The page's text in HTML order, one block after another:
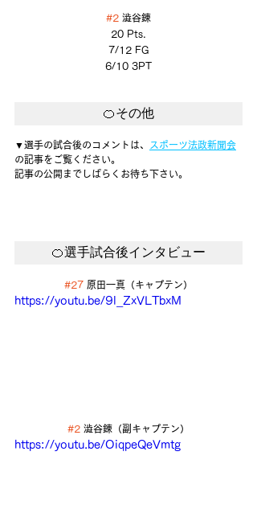
#2 澁谷錬
20 Pts.
7/12 FG
6/10 3PT
🍊その他
▼選手の試合後のコメントは、
スポーツ法政新聞会
の記事をご覧ください。
記事の公開までしばらくお待ち下さい。
🍊選手試合後インタビュー
#27 原田一真（キャプテン）
https://youtu.be/9l_ZxVLTbxM
#2 澁谷錬（副キャプテン）
https://youtu.be/OiqpeQeVmtg